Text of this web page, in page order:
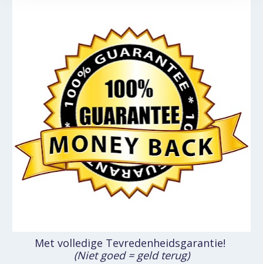
Met volledige Tevredenheidsgarantie!
(Niet goed = geld terug)